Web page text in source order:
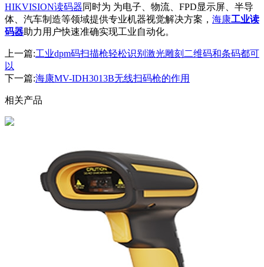
HIKVISION读码器同时为 为电子、物流、FPD显示屏、半导
体、汽车制造等领域提供专业机器视觉解决方案， 海康工业读
码器助力用户快速准确实现工业自动化。
上一篇:工业dpm码扫描枪轻松识别激光雕刻二维码和条码都可
以
下一篇:海康MV-IDH3013B无线扫码枪的作用
相关产品